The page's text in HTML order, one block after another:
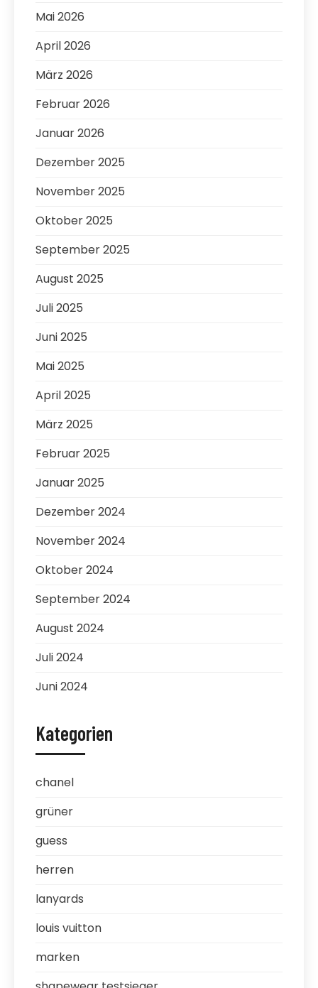
Mai 2026
April 2026
März 2026
Februar 2026
Januar 2026
Dezember 2025
November 2025
Oktober 2025
September 2025
August 2025
Juli 2025
Juni 2025
Mai 2025
April 2025
März 2025
Februar 2025
Januar 2025
Dezember 2024
November 2024
Oktober 2024
September 2024
August 2024
Juli 2024
Juni 2024
Kategorien
chanel
grüner
guess
herren
lanyards
louis vuitton
marken